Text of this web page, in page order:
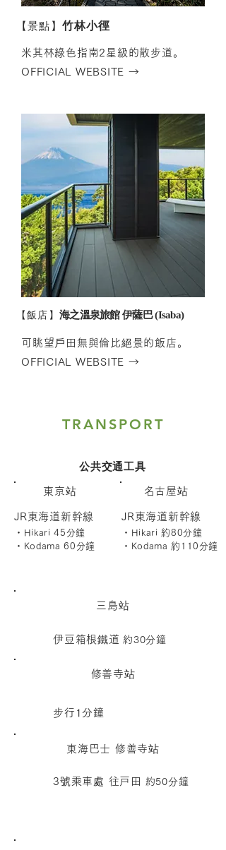
【景點】竹林小徑
米其林綠色指南2星級的散步道。
OFFICIAL WEBSITE →
【飯店】 海之溫泉旅館 伊薩巴 (Isaba)
可眺望戶田無與倫比絕景的飯店。
OFFICIAL WEBSITE →
TRANSPORT
公共交通工具
東京站
JR東海道新幹線
・Hikari 45分鐘
・Kodama 60分鐘
名古屋站
JR東海道新幹線
・Hikari 約80分鐘
・Kodama 約110分鐘
三島站
伊豆箱根鐵道 約30分鐘
修善寺站
步行1分鐘
東海巴士 修善寺站
3號乘車處 往戸田 約50分鐘